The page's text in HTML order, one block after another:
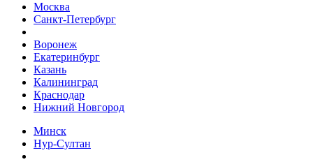
Москва
Санкт-Петербург
Воронеж
Екатеринбург
Казань
Калининград
Краснодар
Нижний Новгород
Минск
Нур-Султан